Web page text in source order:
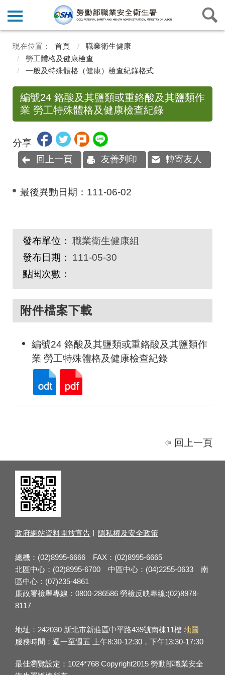
首頁
職業衛生健康
勞工體格及健康檢查
一般及特殊體格（健康）檢查紀錄格式
編號24 鉻酸及其鹽類或重鉻酸及其鹽類作
業 勞工特殊體格及健康檢查紀錄
分享
回上一頁 友善列印 轉寄友人
最後異動日期： 111-06-02
發布單位： 職業衛生健康組
發布日期：
111-05-30
點閱次數：
附件檔案下載
編號24 鉻酸及其鹽類或重鉻酸及其鹽類作
業 勞工特殊體格及健康檢查紀錄
回上一頁
政府網站資料開放宣告 隱私權及安全政策
總機：(02)8995-6666 FAX：(02)8995-6665
北區中心：(02)8995-6700 中區中心：(04)2255-0633 南
區中心：(07)235-4861
廉政署檢舉專線：0800-286586 勞檢反映專線:(02)8978-
8117
地址：242030 新北市新莊區中平路439號南棟11樓 地圖
服務時間：週一至週五 上午8:30-12:30，下午13:30-17:30
最佳瀏覽設定：1024*768 Copyright2015 勞動部職業安全